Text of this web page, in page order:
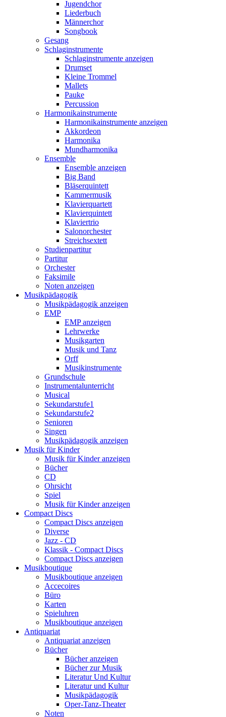
Jugendchor
Liederbuch
Männerchor
Songbook
Gesang
Schlaginstrumente
Schlaginstrumente anzeigen
Drumset
Kleine Trommel
Mallets
Pauke
Percussion
Harmonikainstrumente
Harmonikainstrumente anzeigen
Akkordeon
Harmonika
Mundharmonika
Ensemble
Ensemble anzeigen
Big Band
Bläserquintett
Kammermusik
Klavierquartett
Klavierquintett
Klaviertrio
Salonorchester
Streichsextett
Studienpartitur
Partitur
Orchester
Faksimile
Noten anzeigen
Musikpädagogik
Musikpädagogik anzeigen
EMP
EMP anzeigen
Lehrwerke
Musikgarten
Musik und Tanz
Orff
Musikinstrumente
Grundschule
Instrumentalunterricht
Musical
Sekundarstufe1
Sekundarstufe2
Senioren
Singen
Musikpädagogik anzeigen
Musik für Kinder
Musik für Kinder anzeigen
Bücher
CD
Ohrsicht
Spiel
Musik für Kinder anzeigen
Compact Discs
Compact Discs anzeigen
Diverse
Jazz - CD
Klassik - Compact Discs
Compact Discs anzeigen
Musikboutique
Musikboutique anzeigen
Accecoires
Büro
Karten
Spieluhren
Musikboutique anzeigen
Antiquariat
Antiquariat anzeigen
Bücher
Bücher anzeigen
Bücher zur Musik
Literatur Und Kultur
Literatur und Kultur
Musikpädagogik
Oper-Tanz-Theater
Noten